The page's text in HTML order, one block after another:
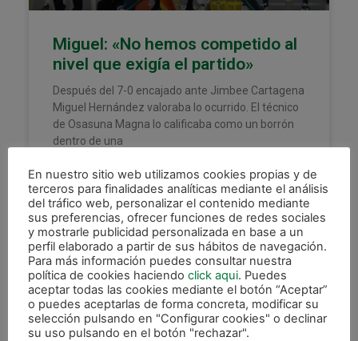
Miguel: «No hemos competido al
nivel que exigía el partido»
Después del 7-0 encajado ante Jimbee Cartagena
Miguel Hernández valoraba lo ocurrido. El técnico
de Osasuna Magna lo calificaba como un borrón
dentro de una
LEER MÁS »
28 abril, 2024
XOTA
En nuestro sitio web utilizamos cookies propias y de
terceros para finalidades analíticas mediante el análisis
del tráfico web, personalizar el contenido mediante
sus preferencias, ofrecer funciones de redes sociales
y mostrarle publicidad personalizada en base a un
perfil elaborado a partir de sus hábitos de navegación.
Para más información puedes consultar nuestra
política de cookies haciendo click aqui. Puedes
aceptar todas las cookies mediante el botón “Aceptar”
o puedes aceptarlas de forma concreta, modificar su
selección pulsando en "Configurar cookies" o declinar
su uso pulsando en el botón "rechazar".